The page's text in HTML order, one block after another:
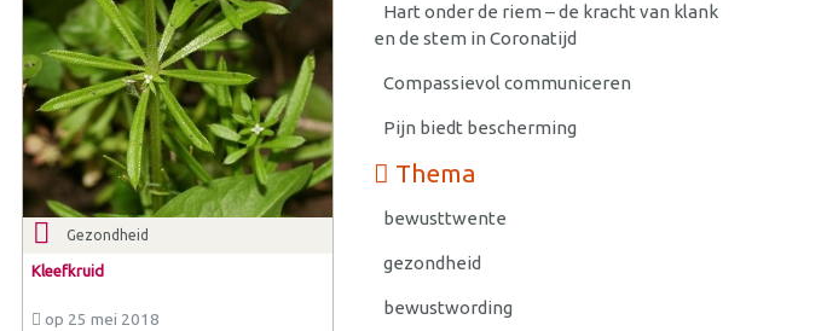
Gezondheid
Kleefkruid
op 25 mei 2018
Hart onder de riem – de kracht van klank
en de stem in Coronatijd
Compassievol communiceren
Pijn biedt bescherming
Thema
bewusttwente
gezondheid
bewustwording